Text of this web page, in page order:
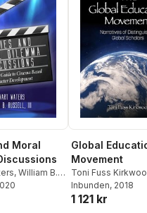
Moral
, William B.
B.
Global
Movement
Toni Fuss
Tucker
Inbunden, 2018
1 121 kr